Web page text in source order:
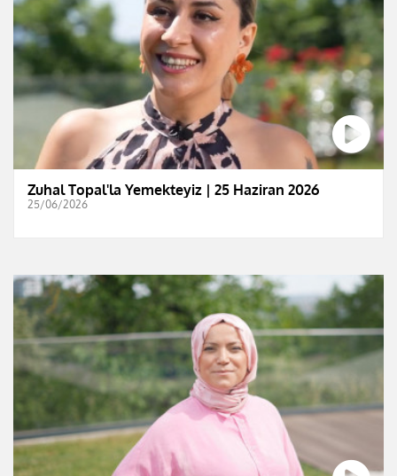
Zuhal Topal'la Yemekteyiz | 25 Haziran 2026
25/06/2026